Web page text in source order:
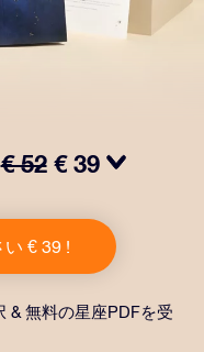
€ 52 € 39
マイズされたドキュ
まれている他、弊社
切や人や友達に永遠
€ 39 !
& 無料の星座PDFを受